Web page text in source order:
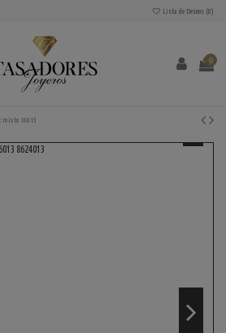
Lista de Deseos (0)
0
mixto 16013